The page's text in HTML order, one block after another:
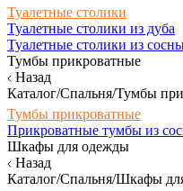
Туалетные столики
Туалетные столики из дуба
Туалетные столики из
Тумбы прикроватные
Назад
Каталог/Спальня/Тумбы
Тумбы прикроватные
Прикроватные тумбы из
Шкафы для одежды
Назад
Каталог/Спальня/Шкафы